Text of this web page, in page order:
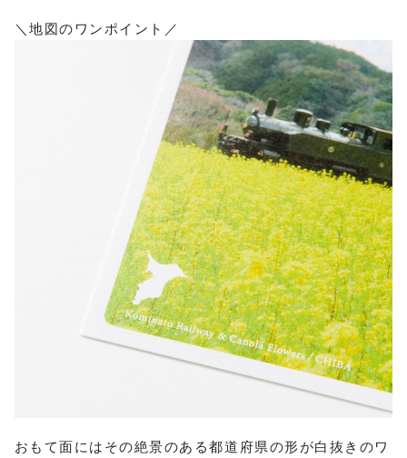
＼地図のワンポイント／
おもて面にはその絶景のある都道府県の形が白抜きのワ